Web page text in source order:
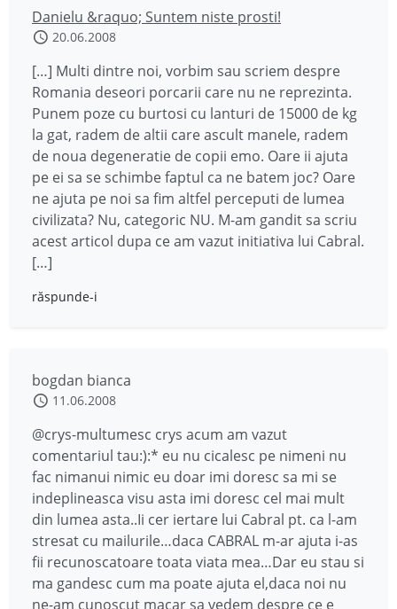
Danielu &raquo; Suntem niste prosti!
20.06.2008
[…] Multi dintre noi, vorbim sau scriem despre
Romania deseori porcarii care nu ne reprezinta.
Punem poze cu burtosi cu lanturi de 15000 de kg
la gat, radem de altii care ascult manele, radem
de noua degeneratie de copii emo. Oare ii ajuta
pe ei sa se schimbe faptul ca ne batem joc? Oare
ne ajuta pe noi sa fim altfel perceputi de lumea
civilizata? Nu, categoric NU. M-am gandit sa scriu
acest articol dupa ce am vazut initiativa lui Cabral.
[…]
răspunde-i
bogdan bianca
11.06.2008
@crys-multumesc crys acum am vazut
comentariul tau:):* eu nu cicalesc pe nimeni nu
fac nimanui nimic eu doar imi doresc sa mi se
indeplineasca visu asta imi doresc cel mai mult
din lumea asta..Ii cer iertare lui Cabral pt. ca l-am
stresat cu mailurile…daca CABRAL m-ar ajuta i-as
fii recunoscatoare toata viata mea…Dar eu stau si
ma gandesc cum ma poate ajuta el,daca noi nu
ne-am cunoscut macar sa vedem despre ce e